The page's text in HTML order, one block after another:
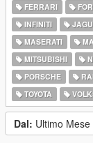
FERRARI
INFINITI
MASERATI
MITSUBISHI
PORSCHE
TOYOTA
Dal: Ultimo Mese